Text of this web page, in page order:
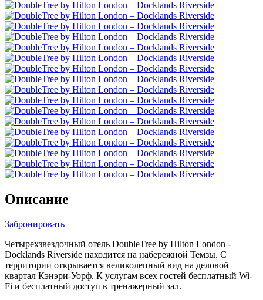
Описание
Забронировать
Четырехзвездочный отель DoubleTree by Hilton London -
Docklands Riverside находится на набережной Темзы. С
территории открывается великолепный вид на деловой
квартал Кэнэри-Уорф. К услугам всех гостей бесплатный Wi-
Fi и бесплатный доступ в тренажерный зал.